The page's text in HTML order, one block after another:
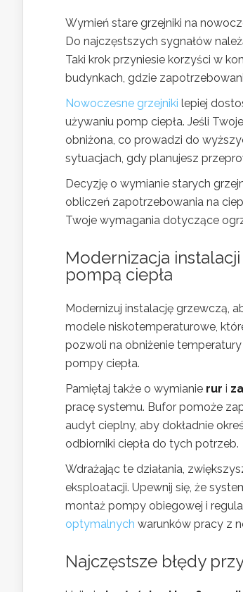
Wymień stare grzejniki na
Do najczęstszych sygnałów
Taki krok przyniesie korzyści w
budynkach, gdzie
Nowoczesne grzejniki lepiej
używaniu pomp ciepła. Jeśli
obniżona, co prowadzi do
sytuacjach, gdy planujesz
Decyzję o wymianie starych
obliczeń zapotrzebowania na
Twoje wymagania dotyczące
Modernizacja
pompą ciepła
Modernizuj instalację grzewczą,
modele niskotemperaturowe,
pozwoli na obniżenie
pompy ciepła.
Pamiętaj także o wymianie rur i
pracę systemu. Bufor pomoże
audyt cieplny, aby dokładnie
odbiorniki ciepła do tych potrzeb.
Wdrażając te działania,
eksploatacji. Upewnij się, że
montaż pompy obiegowej i
optymalnych warunków pracy z
Najczęstsze błędy